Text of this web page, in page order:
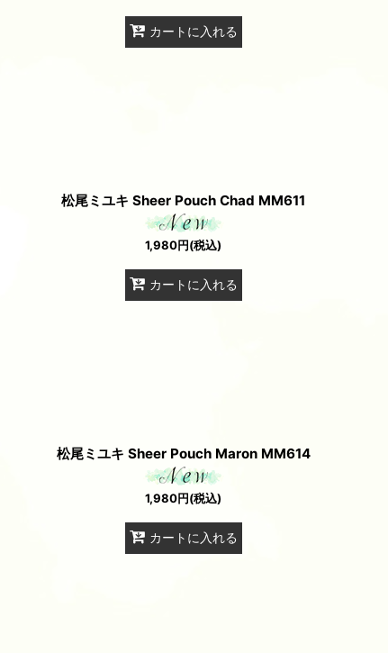
カートに入れる
松尾ミユキ Sheer Pouch Chad MM611
1,980円(税込)
カートに入れる
松尾ミユキ Sheer Pouch Maron MM614
1,980円(税込)
カートに入れる